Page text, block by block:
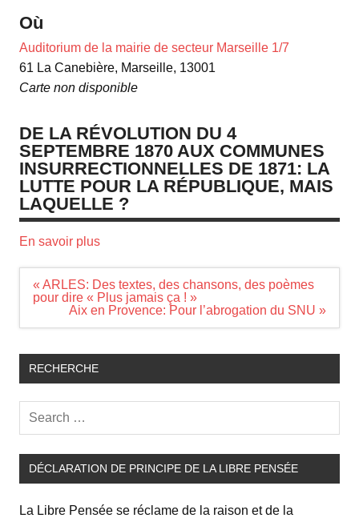
Où
Auditorium de la mairie de secteur Marseille 1/7
61 La Canebière, Marseille, 13001
Carte non disponible
DE LA RÉVOLUTION DU 4
SEPTEMBRE 1870 AUX COMMUNES
INSURRECTIONNELLES DE 1871: LA
LUTTE POUR LA RÉPUBLIQUE, MAIS
LAQUELLE ?
En savoir plus
Navigation
de
l’article
« ARLES: Des textes, des chansons, des poèmes
pour dire « Plus jamais ça ! »
Aix en Provence: Pour l’abrogation du SNU »
RECHERCHE
DÉCLARATION DE PRINCIPE DE LA LIBRE PENSÉE
La Libre Pensée se réclame de la raison et de la